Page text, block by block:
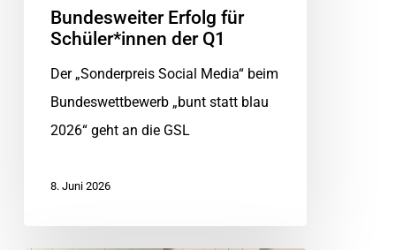
Bundesweiter Erfolg für
Schüler*innen der Q1
Der „Sonderpreis Social Media“ beim
Bundeswettbewerb „bunt statt blau
2026“ geht an die GSL
8. Juni 2026